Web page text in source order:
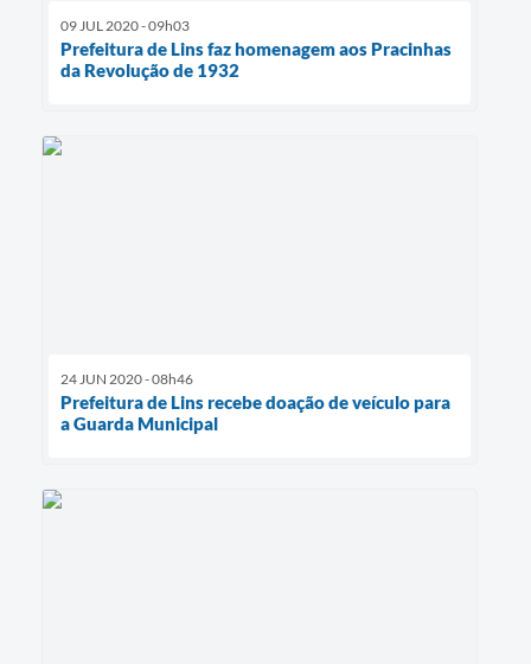
09 JUL 2020 - 09h03
Prefeitura de Lins faz homenagem aos Pracinhas
da Revolução de 1932
24 JUN 2020 - 08h46
Prefeitura de Lins recebe doação de veículo para
a Guarda Municipal